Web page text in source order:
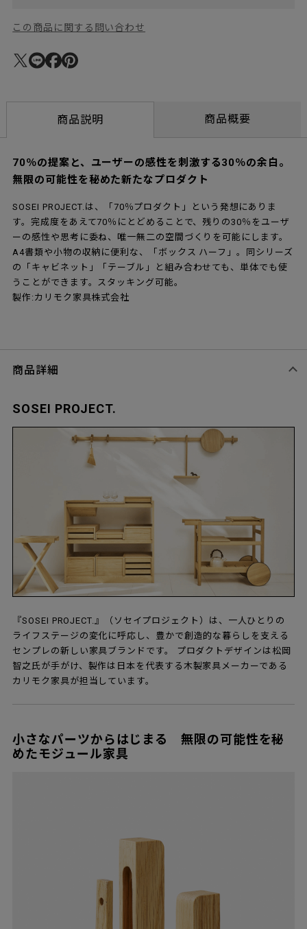
この商品に関する問い合わせ
商品説明 商品概要
70％の提案と、ユーザーの感性を刺激する30％の余白。
無限の可能性を秘めた新たなプロダクト
SOSEI PROJECT.は、「70％プロダクト」という発想にありま
す。完成度をあえて70％にとどめることで、残りの30％をユーザ
ーの感性や思考に委ね、唯一無二の空間づくりを可能にします。
A4書類や小物の収納に便利な、「ボックス ハーフ」。同シリーズ
の「キャビネット」「テーブル」と組み合わせても、単体でも使
うことができます。スタッキング可能。
製作:カリモク家具株式会社
商品詳細
SOSEI PROJECT.
『SOSEI PROJECT.』（ソセイプロジェクト）は、一人ひとりの
ライフステージの変化に呼応し、豊かで創造的な暮らしを支える
センプレの新しい家具ブランドです。 プロダクトデザインは松岡
智之氏が手がけ、製作は日本を代表する木製家具メーカーである
カリモク家具が担当しています。
小さなパーツからはじまる 無限の可能性を秘
めたモジュール家具